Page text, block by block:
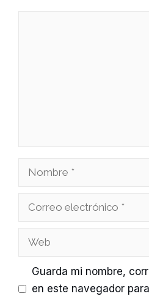
Nombre
Correo
Web
Guarda mi nombre,
en este navegador